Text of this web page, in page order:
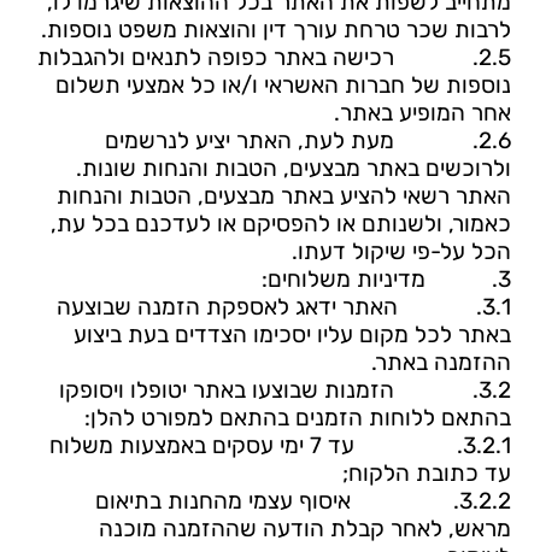
לרבות שכר טרחת עורך דין והוצאות משפט נוספות.
2.5.
רכישה באתר כפופה לתנאים ולהגבלות
נוספות של חברות האשראי ו/או כל אמצעי תשלום
אחר המופיע באתר.
2.6.
מעת לעת, האתר יציע לנרשמים
ולרוכשים באתר מבצעים, הטבות והנחות שונות.
האתר רשאי להציע באתר מבצעים, הטבות והנחות
כאמור, ולשנותם או להפסיקם או לעדכנם בכל עת,
הכל על-פי שיקול דעתו.
3.
מדיניות משלוחים:
3.1.
האתר ידאג לאספקת הזמנה שבוצעה
באתר לכל מקום עליו יסכימו הצדדים בעת ביצוע
ההזמנה באתר.
3.2.
הזמנות שבוצעו באתר יטופלו ויסופקו
בהתאם ללוחות הזמנים בהתאם למפורט להלן:
3.2.1.
עד 7 ימי עסקים באמצעות משלוח
עד כתובת הלקוח;
3.2.2.
איסוף עצמי מהחנות בתיאום
מראש, לאחר קבלת הודעה שההזמנה מוכנה